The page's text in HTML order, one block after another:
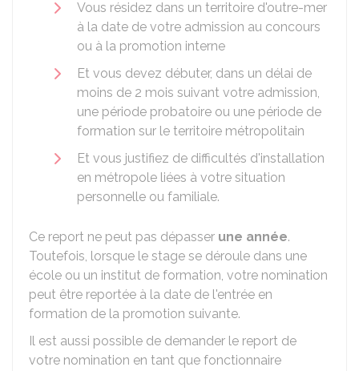
Vous résidez dans un territoire d'outre-mer
à la date de votre admission au concours
ou à la promotion interne
Et vous devez débuter, dans un délai de
moins de 2 mois suivant votre admission,
une période probatoire ou une période de
formation sur le territoire métropolitain
Et vous justifiez de difficultés d'installation
en métropole liées à votre situation
personnelle ou familiale.
Ce report ne peut pas dépasser une année.
Toutefois, lorsque le stage se déroule dans une
école ou un institut de formation, votre nomination
peut être reportée à la date de l'entrée en
formation de la promotion suivante.
Il est aussi possible de demander le report de
votre nomination en tant que fonctionnaire